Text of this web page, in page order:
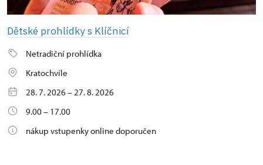
Dětské prohlídky s Klíčnicí
Netradiční prohlídka
Kratochvíle
28. 7. 2026 – 27. 8. 2026
9.00 – 17.00
nákup vstupenky online doporučen